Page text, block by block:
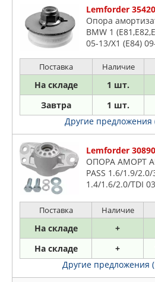
DOMINANT
DOUBLE FORCE
EUROREPAR
FEBEST
FEBI
FENOX
FIAT
FIESTROCO
FORD
FORMPART
GABRIEL
GANZ
GSP
HONDA
Mazda
Mercedes
Mitsubishi
Nissan
Opel
Peugeot
Plymouth
Porsche
Proton
Renault
Rover
Saab
Seat
Skoda
Subaru
Lemforder
Опора
BMW 1
05-13/X1 (E84)
Поставка Наличие
На складе 1 шт.
Завтра 1 шт.
Другие предложения
Lemforder
ОПОРА АМОРТ
PASS 1.6/1.9/
1.4/1.6/2.0/TDI
Поставка Наличие
На складе +
На складе +
Другие предложения